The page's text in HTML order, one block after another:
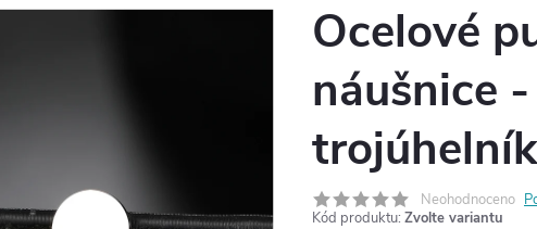
Ocelové
náušnice
trojúhelník
Neohodnoceno
Kód produktu: Zvolte variantu